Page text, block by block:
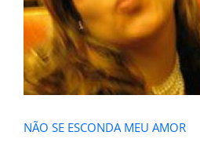
NÃO SE
NÃO SE ESCONDA MEU AMOR